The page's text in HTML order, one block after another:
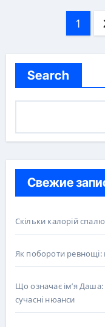
1
Search
Свежие
Скільки калорій
Як побороти
Що означає ім’я
сучасні нюанси